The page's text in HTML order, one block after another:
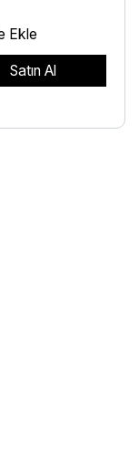
Ekle
Satın Al